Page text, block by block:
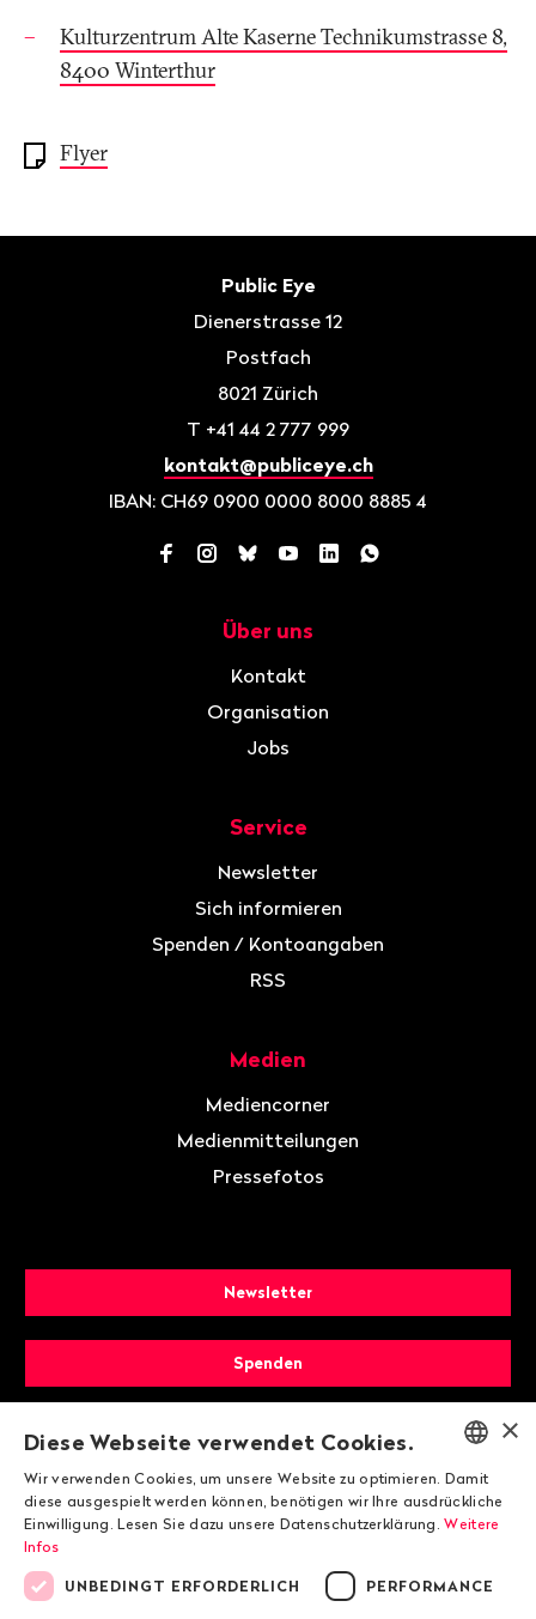
Kulturzentrum Alte Kaserne Technikumstrasse 8,
8400 Winterthur
Flyer
Public Eye
Dienerstrasse 12
Postfach
8021 Zürich
T +41 44 2 777 999
kontakt@publiceye.ch
IBAN: CH69 0900 0000 8000 8885 4
Facebook
Instagram
BlueskyYouTube
LinkedInWhatsApp
Über uns
Kontakt
Organisation
Jobs
Service
Newsletter
Sich informieren
Spenden / Kontoangaben
RSS
Medien
Mediencorner
Medienmitteilungen
Pressefotos
Newsletter
Spenden
Mitglied werden
ENGLISH
DEUTSCH
×
Diese Webseite verwendet Cookies.
Wir verwenden Cookies, um unsere Website zu optimieren. Damit
diese ausgespielt werden können, benötigen wir Ihre ausdrückliche
Einwilligung. Lesen Sie dazu unsere Datenschutzerklärung. Weitere
Infos
UNBEDINGT ERFORDERLICH PERFORMANCE